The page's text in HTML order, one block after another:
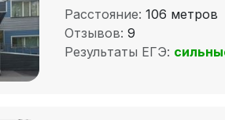
Расстояние: 106 метров
Отзывов: 9
Результаты ЕГЭ: